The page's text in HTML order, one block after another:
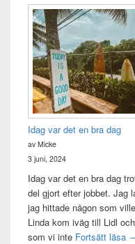
Idag var det en bra dag
av Micke
3 juni, 2024
Idag var det en bra dag
del gjort efter jobbet. Jag
jag hittade någon som
Linda kom iväg till Lidl
som vi inte Fortsätt läsa